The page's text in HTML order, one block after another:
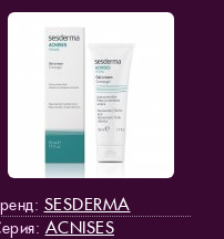
SESDERMA
ACNISES